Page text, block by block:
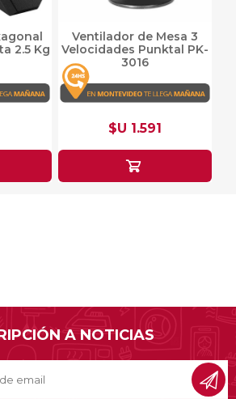
2.5 Kg
Ventilador de Mesa 3
Velocidades Punktal PK-
3016
$U 1.591
A NOTICIAS